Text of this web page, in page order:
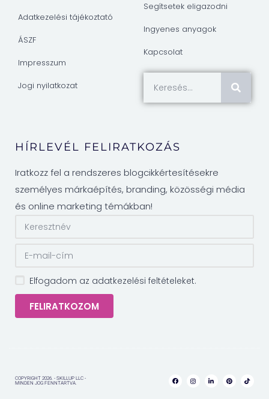
Adatkezelési tájékoztató
ÁSZF
Impresszum
Jogi nyilatkozat
Segítsetek eligazodni
Ingyenes anyagok
Kapcsolat
HÍRLEVÉL FELIRATKOZÁS
Iratkozz fel a rendszeres blogcikkértesítésekre
személyes márkaépítés, branding, közösségi média
és online marketing témákban!
Elfogadom az adatkezelési feltételeket.
FELIRATKOZOM
COPYRIGHT 2026. - SKILLUP LLC -
MINDEN JOG FENNTARTVA.